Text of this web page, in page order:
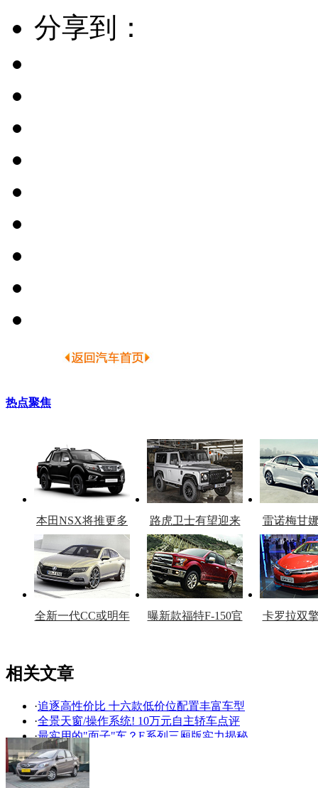
分享到：
热点聚焦
本田NSX将推更多
车型
路虎卫士有望迎来
复产
雷诺梅甘
官
全新一代CC或明年
曝新款福特F-150官
卡罗拉双
看赛车宝贝争奇斗
艳
车模美腿爆乳无惧
走光
相关文章
·追逐高性价比 十六款低价位配置丰富车型
·全景天窗/操作系统! 10万元自主轿车点评
·最实用的"面子"车？E系列三厢版实力揭秘
·北汽绅宝 E系列三厢威海上市会圆满落幕
·空间与配置同级称王 试北京汽车E150三厢
·北京汽车夏季服务开启 给您完美夏日体验